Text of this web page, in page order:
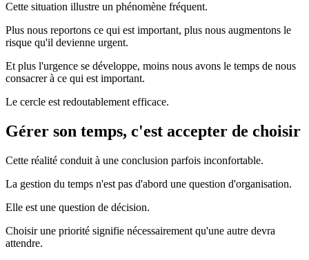
Cette situation illustre un phénomène fréquent.
Plus nous reportons ce qui est important, plus nous augmentons le
risque qu'il devienne urgent.
Et plus l'urgence se développe, moins nous avons le temps de nous
consacrer à ce qui est important.
Le cercle est redoutablement efficace.
Gérer son temps, c'est accepter de choisir
Cette réalité conduit à une conclusion parfois inconfortable.
La gestion du temps n'est pas d'abord une question d'organisation.
Elle est une question de décision.
Choisir une priorité signifie nécessairement qu'une autre devra
attendre.